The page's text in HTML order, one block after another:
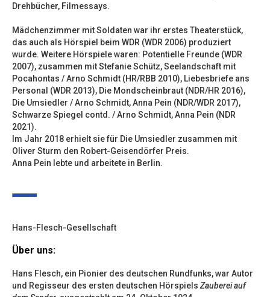
Drehbücher, Filmessays.
Mädchenzimmer mit Soldaten war ihr erstes Theaterstück,
das auch als Hörspiel beim WDR (WDR 2006) produziert
wurde. Weitere Hörspiele waren: Potentielle Freunde (WDR
2007), zusammen mit Stefanie Schütz, Seelandschaft mit
Pocahontas / Arno Schmidt (HR/RBB 2010), Liebesbriefe ans
Personal (WDR 2013), Die Mondscheinbraut (NDR/HR 2016),
Die Umsiedler / Arno Schmidt, Anna Pein (NDR/WDR 2017),
Schwarze Spiegel contd. / Arno Schmidt, Anna Pein (NDR
2021).
Im Jahr 2018 erhielt sie für Die Umsiedler zusammen mit
Oliver Sturm den Robert-Geisendörfer Preis.
Anna Pein lebte und arbeitete in Berlin.
Hans-Flesch-Gesellschaft
Über uns:
Hans Flesch, ein Pionier des deutschen Rundfunks, war Autor
und Regisseur des ersten deutschen Hörspiels Zauberei auf